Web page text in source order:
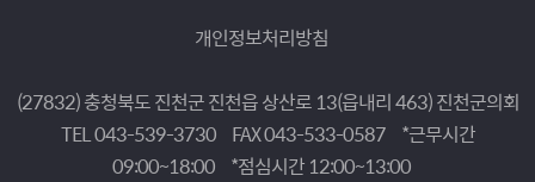
개인정보처리방침
(27832) 충청북도 진천군 진천읍 상산로 13(읍내리 463) 진천군의회
TEL 043-539-3730 FAX 043-533-0587
*근무시간
09:00~18:00 *점심시간 12:00~13:00